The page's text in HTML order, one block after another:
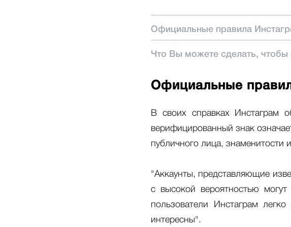
Официальные правила
Что Вы можете сделать, чтобы
Официальные
В своих справках Инстаграм
верифицированный знак
публичного лица, знаменитости
"Аккаунты, представляющие
с высокой вероятностью
пользователи Инстаграм
интересны".